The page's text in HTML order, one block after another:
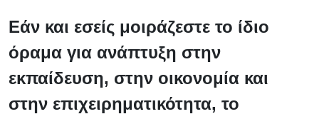
Εάν και εσείς μοιράζεστε το ίδιο
όραμα για ανάπτυξη στην
εκπαίδευση, στην οικονομία και
στην επιχειρηματικότητα, το